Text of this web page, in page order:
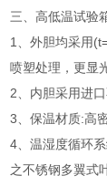
三、高低温试验
1、外胆均采用
喷塑处理，更显
2、内胆采用进
3、保温材质:高
4、温湿度循环
之不锈钢多翼式